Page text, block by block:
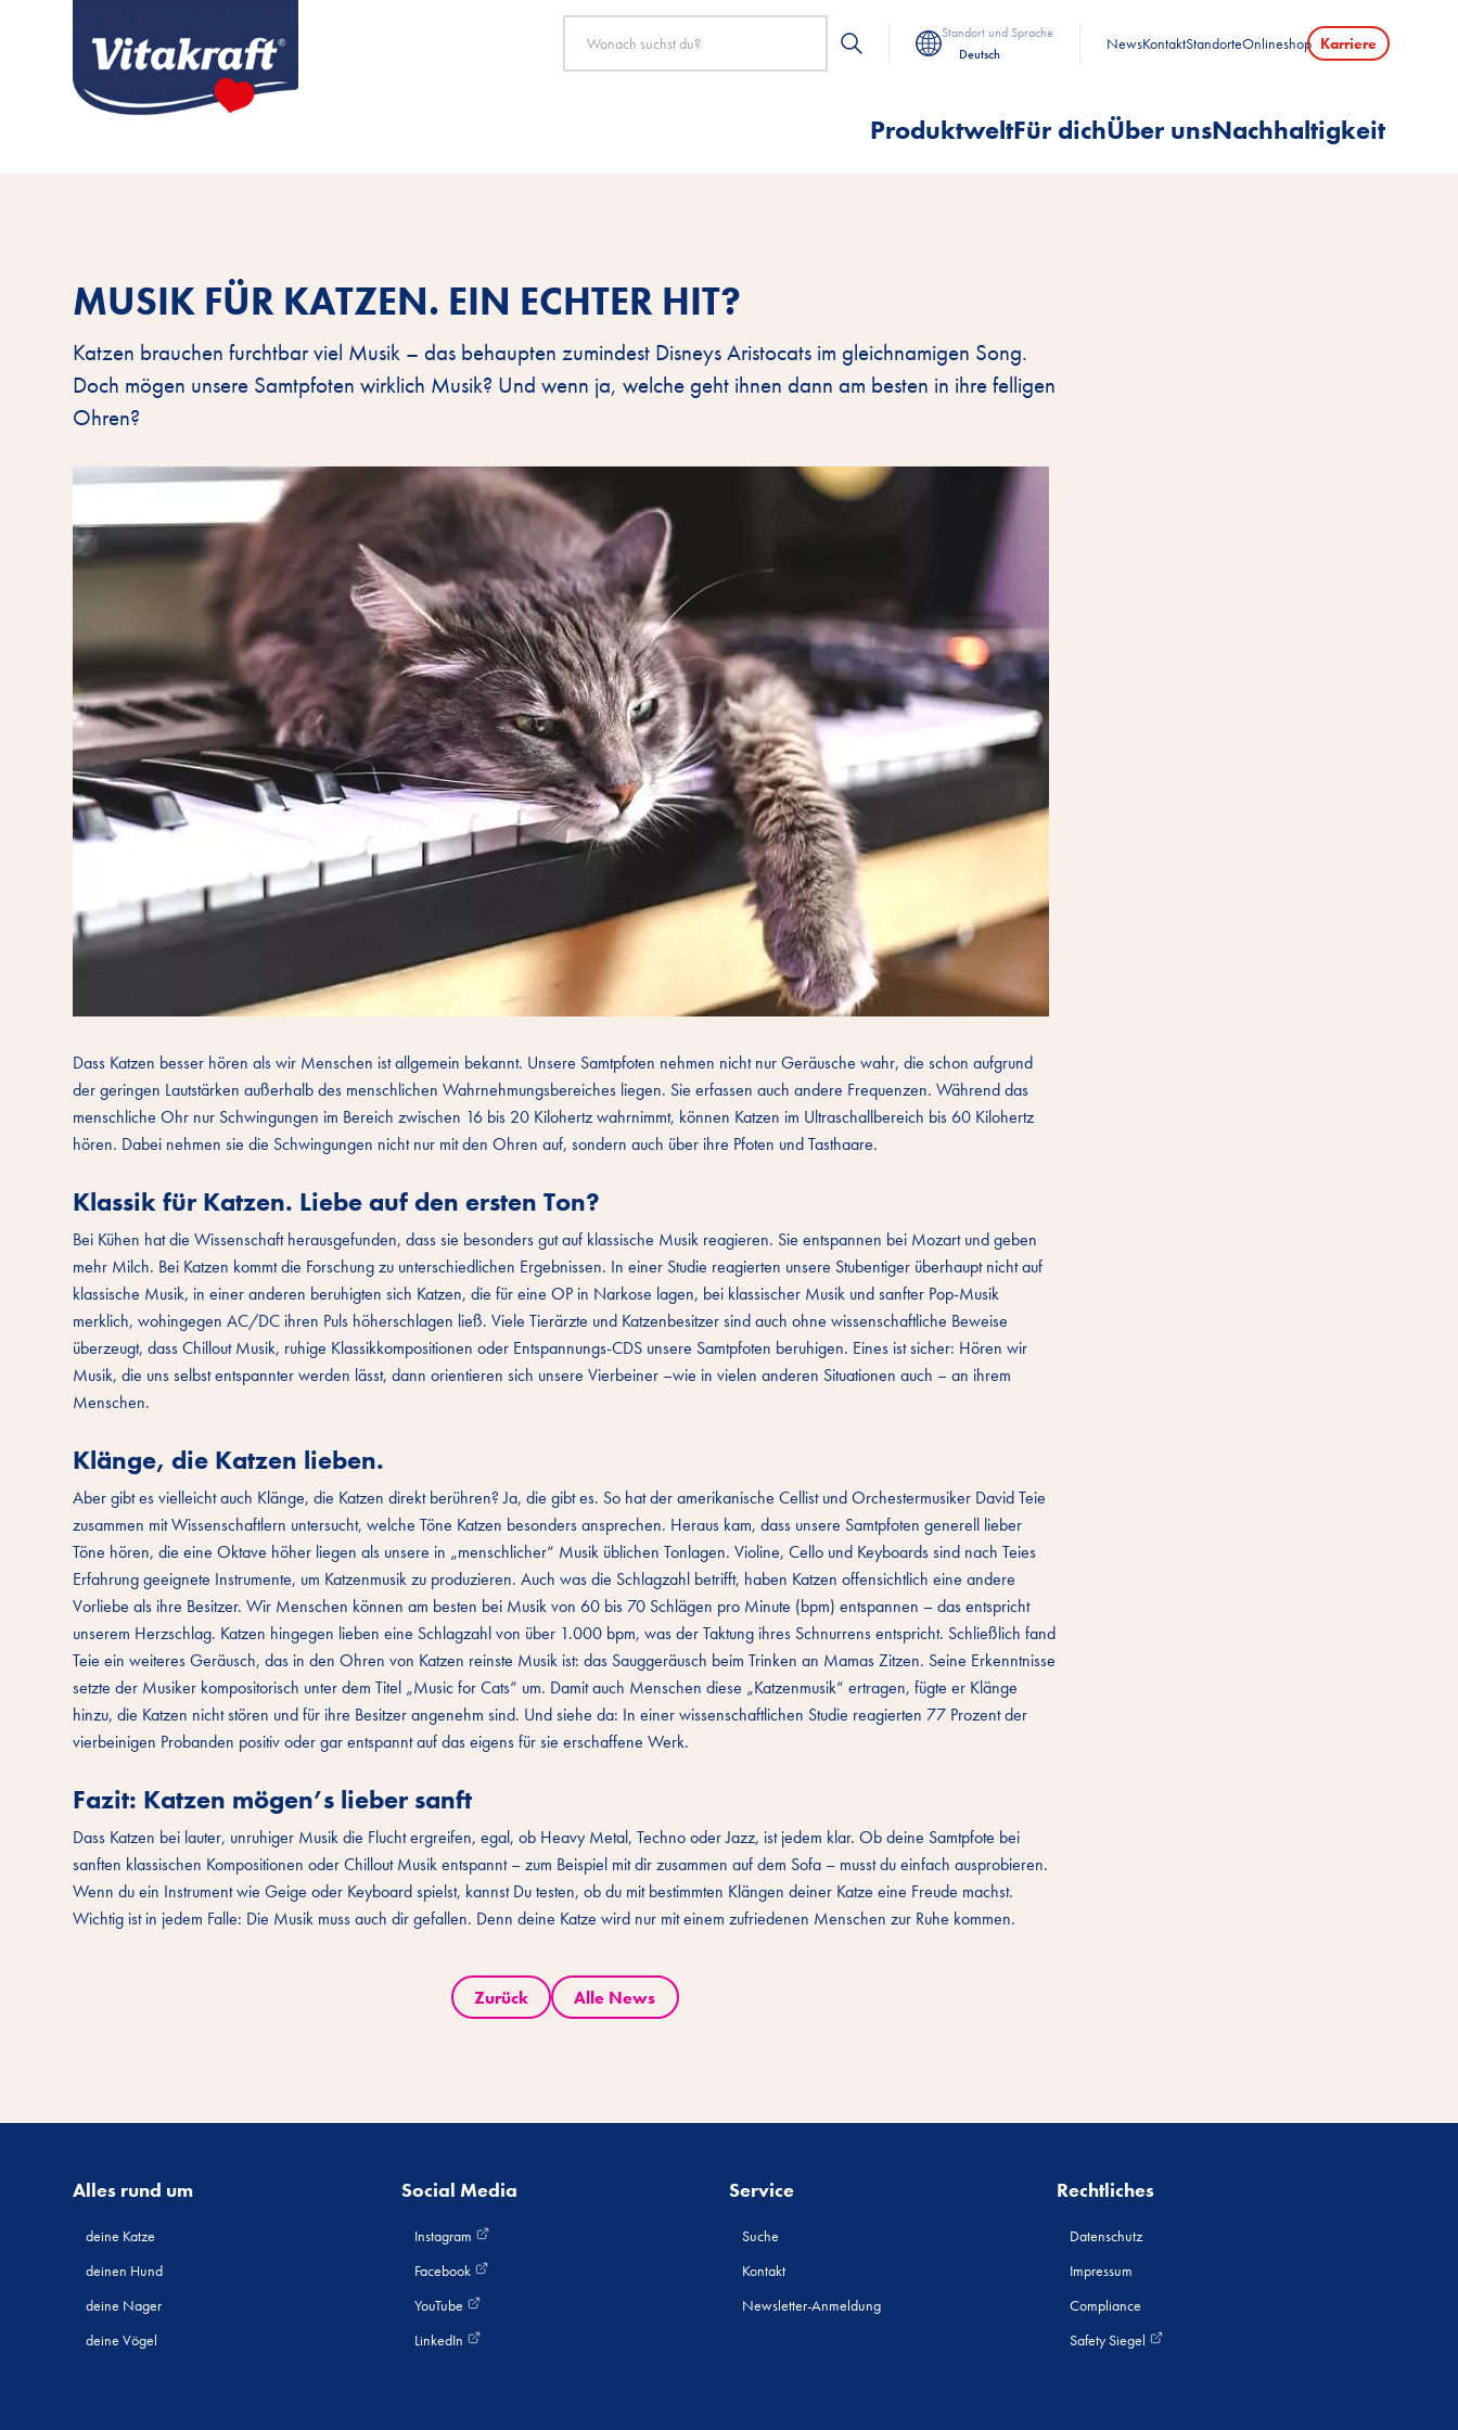
Standort und Sprache
Deutsch
NewsKontaktStandorteOnlineshop Karriere
ProduktweltFür dichÜber unsNachhaltigkeit
MUSIK FÜR KATZEN. EIN ECHTER HIT?
Katzen brauchen furchtbar viel Musik – das behaupten zumindest Disneys Aristocats im gleichnamigen Song.
Doch mögen unsere Samtpfoten wirklich Musik? Und wenn ja, welche geht ihnen dann am besten in ihre felligen
Ohren?
Dass Katzen besser hören als wir Menschen ist allgemein bekannt. Unsere Samtpfoten nehmen nicht nur Geräusche wahr, die schon aufgrund
der geringen Lautstärken außerhalb des menschlichen Wahrnehmungsbereiches liegen. Sie erfassen auch andere Frequenzen. Während das
menschliche Ohr nur Schwingungen im Bereich zwischen 16 bis 20 Kilohertz wahrnimmt, können Katzen im Ultraschallbereich bis 60 Kilohertz
hören. Dabei nehmen sie die Schwingungen nicht nur mit den Ohren auf, sondern auch über ihre Pfoten und Tasthaare.
Klassik für Katzen. Liebe auf den ersten Ton?
Bei Kühen hat die Wissenschaft herausgefunden, dass sie besonders gut auf klassische Musik reagieren. Sie entspannen bei Mozart und geben
mehr Milch. Bei Katzen kommt die Forschung zu unterschiedlichen Ergebnissen. In einer Studie reagierten unsere Stubentiger überhaupt nicht auf
klassische Musik, in einer anderen beruhigten sich Katzen, die für eine OP in Narkose lagen, bei klassischer Musik und sanfter Pop-Musik
merklich, wohingegen AC/DC ihren Puls höherschlagen ließ. Viele Tierärzte und Katzenbesitzer sind auch ohne wissenschaftliche Beweise
überzeugt, dass Chillout Musik, ruhige Klassikkompositionen oder Entspannungs-CDS unsere Samtpfoten beruhigen. Eines ist sicher: Hören wir
Musik, die uns selbst entspannter werden lässt, dann orientieren sich unsere Vierbeiner –wie in vielen anderen Situationen auch – an ihrem
Menschen.
Klänge, die Katzen lieben.
Aber gibt es vielleicht auch Klänge, die Katzen direkt berühren? Ja, die gibt es. So hat der amerikanische Cellist und Orchestermusiker David Teie
zusammen mit Wissenschaftlern untersucht, welche Töne Katzen besonders ansprechen. Heraus kam, dass unsere Samtpfoten generell lieber
Töne hören, die eine Oktave höher liegen als unsere in „menschlicher“ Musik üblichen Tonlagen. Violine, Cello und Keyboards sind nach Teies
Erfahrung geeignete Instrumente, um Katzenmusik zu produzieren. Auch was die Schlagzahl betrifft, haben Katzen offensichtlich eine andere
Vorliebe als ihre Besitzer. Wir Menschen können am besten bei Musik von 60 bis 70 Schlägen pro Minute (bpm) entspannen – das entspricht
unserem Herzschlag. Katzen hingegen lieben eine Schlagzahl von über 1.000 bpm, was der Taktung ihres Schnurrens entspricht. Schließlich fand
Teie ein weiteres Geräusch, das in den Ohren von Katzen reinste Musik ist: das Sauggeräusch beim Trinken an Mamas Zitzen. Seine Erkenntnisse
setzte der Musiker kompositorisch unter dem Titel „Music for Cats“ um. Damit auch Menschen diese „Katzenmusik“ ertragen, fügte er Klänge
hinzu, die Katzen nicht stören und für ihre Besitzer angenehm sind. Und siehe da: In einer wissenschaftlichen Studie reagierten 77 Prozent der
vierbeinigen Probanden positiv oder gar entspannt auf das eigens für sie erschaffene Werk.
Fazit: Katzen mögen’s lieber sanft
Dass Katzen bei lauter, unruhiger Musik die Flucht ergreifen, egal, ob Heavy Metal, Techno oder Jazz, ist jedem klar. Ob deine Samtpfote bei
sanften klassischen Kompositionen oder Chillout Musik entspannt – zum Beispiel mit dir zusammen auf dem Sofa – musst du einfach ausprobieren.
Wenn du ein Instrument wie Geige oder Keyboard spielst, kannst Du testen, ob du mit bestimmten Klängen deiner Katze eine Freude machst.
Wichtig ist in jedem Falle: Die Musik muss auch dir gefallen. Denn deine Katze wird nur mit einem zufriedenen Menschen zur Ruhe kommen.
Zurück Alle News
Alles rund um
deine Katze
deinen Hund
deine Nager
deine Vögel
Social Media
Instagram
Facebook
YouTube
LinkedIn
Service
Suche
Kontakt
Newsletter-Anmeldung
Rechtliches
Datenschutz
Impressum
Compliance
Safety Siegel